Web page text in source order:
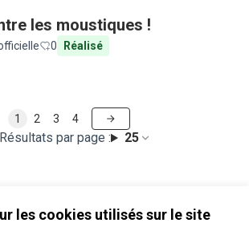
les cookies utilisés sur le site
les moustiques !
0 Réalisé
Résultats par page : 25
1 2 3 4